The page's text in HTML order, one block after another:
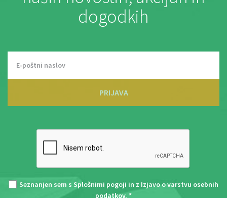
dogodkih
PRIJAVA
Seznanjen sem s Splošnimi pogoji in z Izjavo o varstvu osebnih
podatkov. *